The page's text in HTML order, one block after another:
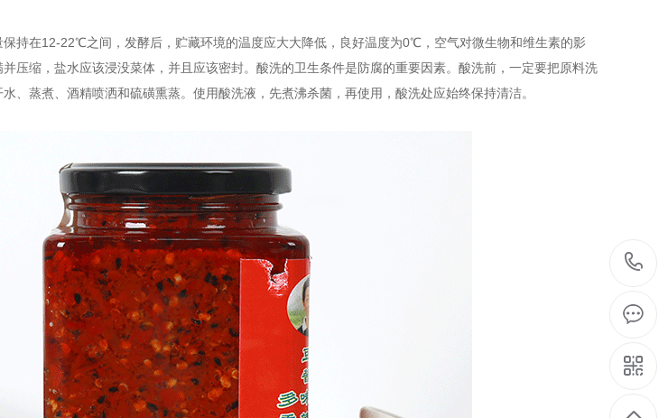
持在12-22℃之间，发酵后，贮藏环境的温度应大大降低，良好温度为0℃，空气对微生物和维生素的影
压缩，盐水应该浸没菜体，并且应该密封。酸洗的卫生条件是防腐的重要因素。酸洗前，一定要把原料洗
、蒸煮、酒精喷洒和硫磺熏蒸。使用酸洗液，先煮沸杀菌，再使用，酸洗处应始终保持清洁。